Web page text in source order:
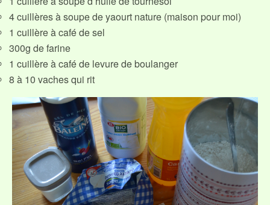
4 cuillères à soupe de yaourt nature (maison pour moi)
1 cuillère à café de sel
300g de farine
1 cuillère à café de levure de boulanger
8 à 10 vaches qui rit